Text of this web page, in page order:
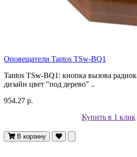
Оповещатели Tantos TSw-BQ1
Tantos TSw-BQ1: кнопка вызова
дизайн цвет "под дерево" ..
954.27 р.
Купить в 1 клик
В корзину